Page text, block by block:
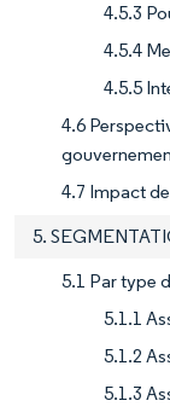
4.5.3
4.5.4
4.5.5
4.6
4.7 Impact
5.
5.1 Par type
5.1.1
5.1.2
5.1.3